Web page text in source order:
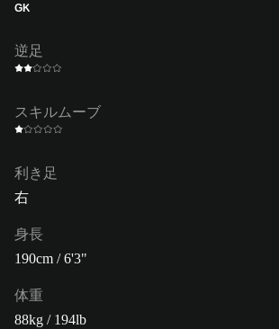
GK
逆足
スキルムーブ
利き足
右
身長
190cm / 6'3"
体重
88kg / 194lb